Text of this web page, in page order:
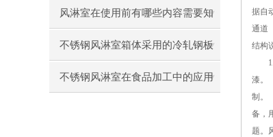
风淋室在使用前有哪些内容需要知
道下呢
不锈钢风淋室箱体采用的冷轧钢板
制造
不锈钢风淋室在食品加工中的应用
据自
通道
结构
1.
漆。
制。
备，
题。